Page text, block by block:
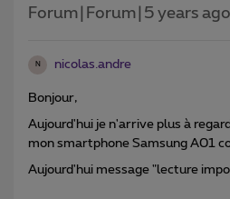
Forum|Forum|5 years ago
N nicolas.andre
Bonjour,
Aujourd'hui je n'arrive plus à
mon smartphone Samsung A01
Aujourd'hui message "lecture